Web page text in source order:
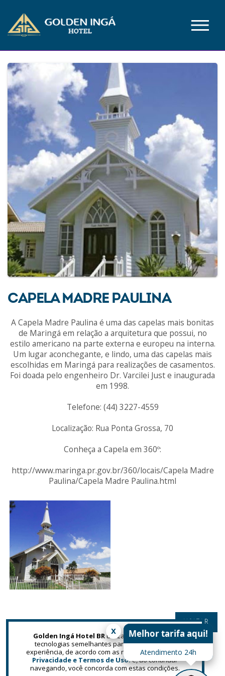
CAPELA MADRE PAULINA
A Capela Madre Paulina é uma das capelas mais bonitas
de Maringá em relação a arquitetura que possui, no
estilo americano na parte externa e europeu na interna.
Um lugar aconchegante, e lindo, uma das capelas mais
escolhidas em Maringá para realizações de casamentos.
Foi doada pelo engenheiro Dr. Varcilei Just e inaugurada
em 1998.
Telefone: (44) 3227-4559
Localização: Rua Ponta Grossa, 70
Conheça a Capela em 360º:
http://www.maringa.pr.gov.br/360/locais/Capela Madre
Paulina/Capela Madre Paulina.html
VOLTAR
Golden Ingá Hotel BRutiliza cookies e outras
tecnologias semelhantes para melhorar a sua
experiência, de acordo com as nossasPoliticas de
Privacidade e Termos de Uso.e, ao continuar
navegando, você concorda com estas condições.
FAÇA SEU CHECK-IN
Melhor tarifa aqui!
Atendimento 24h
x